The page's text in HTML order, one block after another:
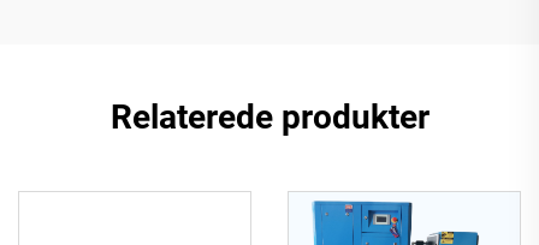
Relaterede produkter